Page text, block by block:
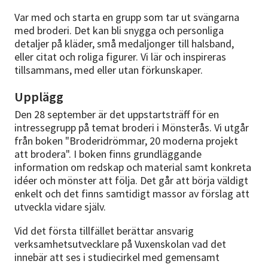
Var med och starta en grupp som tar ut svängarna
med broderi. Det kan bli snygga och personliga
detaljer på kläder, små medaljonger till halsband,
eller citat och roliga figurer. Vi lär och inspireras
tillsammans, med eller utan förkunskaper.
Upplägg
Den 28 september är det uppstartsträff för en
intressegrupp på temat broderi i Mönsterås. Vi utgår
från boken "Broderidrömmar, 20 moderna projekt
att brodera". I boken finns grundläggande
information om redskap och material samt konkreta
idéer och mönster att följa. Det går att börja väldigt
enkelt och det finns samtidigt massor av förslag att
utveckla vidare själv.
Vid det första tillfället berättar ansvarig
verksamhetsutvecklare på Vuxenskolan vad det
innebär att ses i studiecirkel med gemensamt